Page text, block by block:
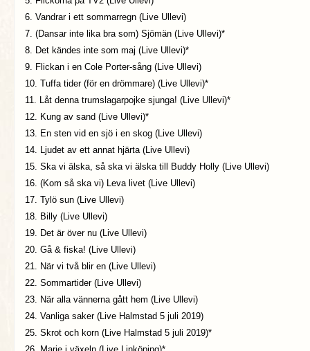
6. Vandrar i ett sommarregn (Live Ullevi)
7. (Dansar inte lika bra som) Sjömän (Live Ullevi)*
8. Det kändes inte som maj (Live Ullevi)*
9. Flickan i en Cole Porter-sång (Live Ullevi)
10. Tuffa tider (för en drömmare) (Live Ullevi)*
11. Låt denna trumslagarpojke sjunga! (Live Ullevi)*
12. Kung av sand (Live Ullevi)*
13. En sten vid en sjö i en skog (Live Ullevi)
14. Ljudet av ett annat hjärta (Live Ullevi)
15. Ska vi älska, så ska vi älska till Buddy Holly (Live Ullevi)
16. (Kom så ska vi) Leva livet (Live Ullevi)
17. Tylö sun (Live Ullevi)
18. Billy (Live Ullevi)
19. Det är över nu (Live Ullevi)
20. Gå & fiska! (Live Ullevi)
21. När vi två blir en (Live Ullevi)
22. Sommartider (Live Ullevi)
23. När alla vännerna gått hem (Live Ullevi)
24. Vanliga saker (Live Halmstad 5 juli 2019)
25. Skrot och korn (Live Halmstad 5 juli 2019)*